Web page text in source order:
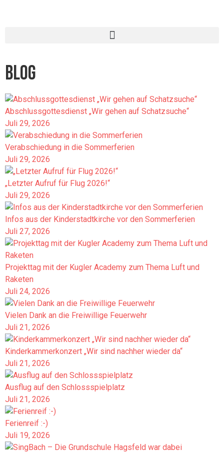
BLOG
Abschlussgottesdienst „Wir gehen auf Schatzsuche“
Juli 29, 2026
Verabschiedung in die Sommerferien
Juli 29, 2026
„Letzter Aufruf für Flug 2026!“
Juli 29, 2026
Infos aus der Kinderstadtkirche vor den Sommerferien
Juli 27, 2026
Projekttag mit der Kugler Academy zum Thema Luft und
Raketen
Juli 24, 2026
Vielen Dank an die Freiwillige Feuerwehr
Juli 21, 2026
Kinderkammerkonzert „Wir sind nachher wieder da“
Juli 21, 2026
Ausflug auf den Schlossspielplatz
Juli 21, 2026
Ferienreif :-)
Juli 19, 2026